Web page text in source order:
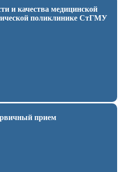
и качества медицинской
поликлинике СтГМУ
прием